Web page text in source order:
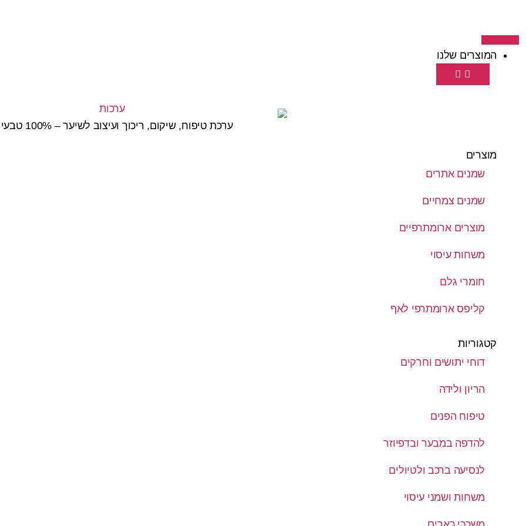
המוצרים שלנו
ערכת טיפוח, שיקום, ריכוך ועיצוב לשיער – 100% טבעי
מוצרים
שמנים אתרים
שמנים צמחיים
מוצרים ארומתרפיים
משחות עיסוי
חומרי גלם
קליפס ארומתרפי לאף
קטגוריות
דוחי יתושים וחרקים
הריון ולידה
טיפוח הפנים
להדפה במבער ובדפיוזר
לנסיעה ברכב ולטיולים
משחות ושמני עיסוי